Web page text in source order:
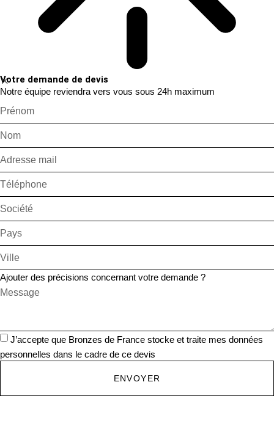
Votre demande de devis
Notre équipe reviendra vers vous sous 24h maximum
Ajouter des précisions concernant votre demande ?
J’accepte que Bronzes de France stocke et traite mes données
personnelles dans le cadre de ce devis
ENVOYER